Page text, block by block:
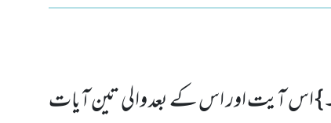
اس آیت اور اس کے بعد والی تین آیات